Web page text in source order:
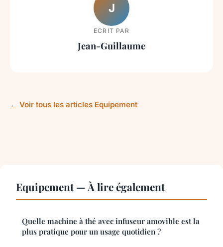
J
ECRIT PAR
Jean-Guillaume
← Voir tous les articles Equipement
Equipement — À lire également
Quelle machine à thé avec infuseur amovible est la
plus pratique pour un usage quotidien ?